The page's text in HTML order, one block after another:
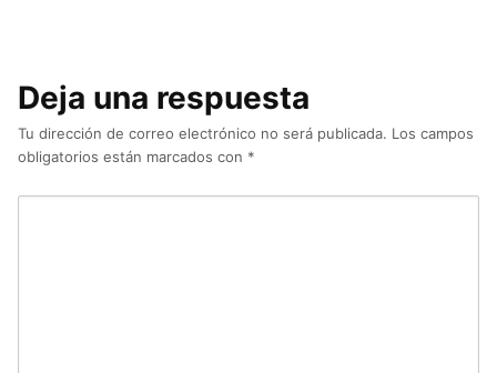
Deja una respuesta
Tu dirección de correo electrónico no será publicada. Los campos
obligatorios están marcados con *